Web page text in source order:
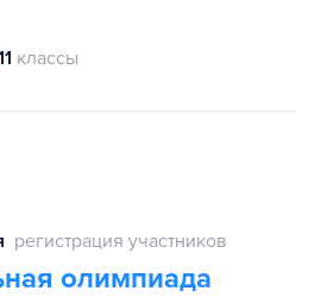
классы
регистрация участников
олимпиада